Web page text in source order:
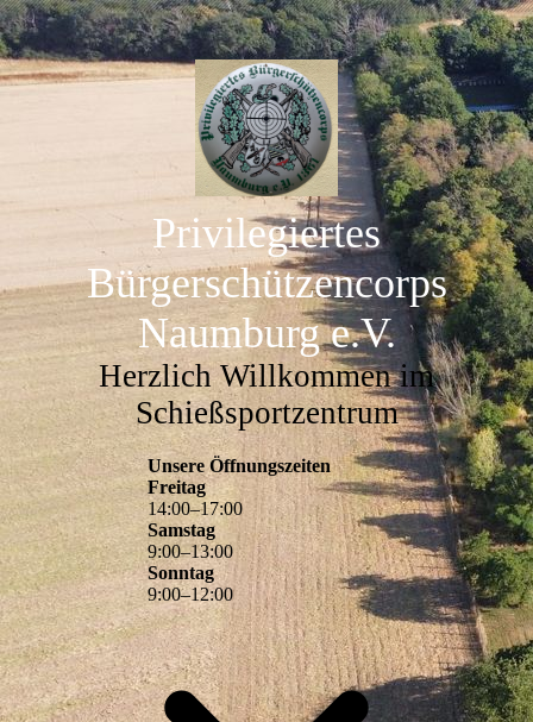
Privilegiertes
Bürgerschützencorps
Naumburg e.V.
Herzlich Willkommen im
Schießsportzentrum
Unsere Öffnungszeiten
Freitag
14:00–17:00
Samstag
9:00–13:00
Sonntag
9:00–12:00